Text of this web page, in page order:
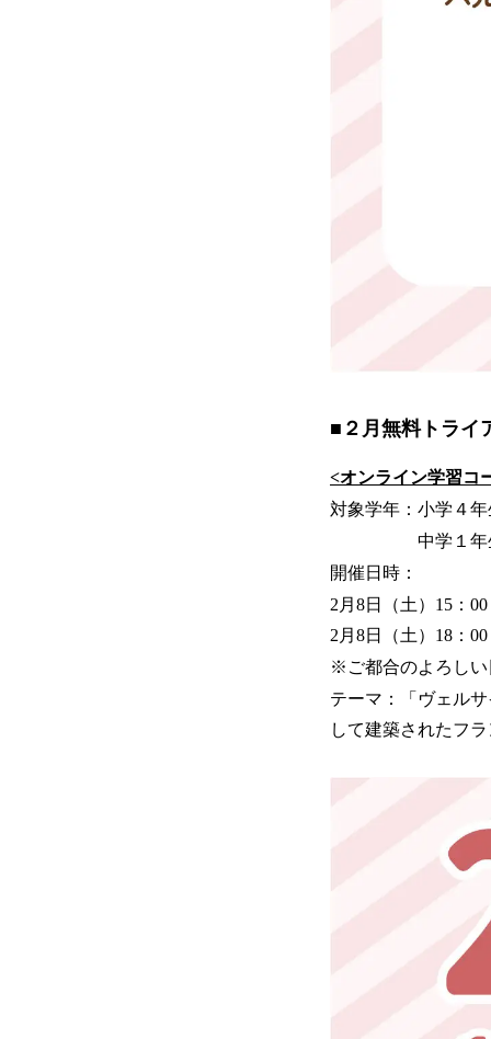
■２月無料トライ
<オンライン学習コ
対象学年：小学４
中学１年生
開催日時：
2月8日（土）15：
2月8日（土）18：
※ご都合のよろしい
テーマ：「ヴェル
して建築されたフ